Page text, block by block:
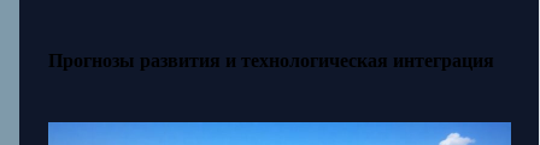
Прогнозы развития и технологическая интеграция